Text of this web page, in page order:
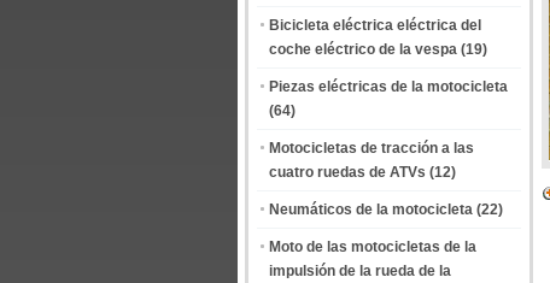
Bicicleta eléctrica eléctrica del
coche eléctrico de la vespa (19)
Piezas eléctricas de la motocicleta
(64)
Motocicletas de tracción a las
cuatro ruedas de ATVs (12)
Neumáticos de la motocicleta (22)
Moto de las motocicletas de la
impulsión de la rueda de la